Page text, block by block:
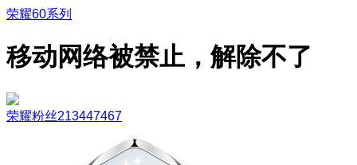
荣耀60系列
移动网络被禁止，解除不了
荣耀粉丝213447467